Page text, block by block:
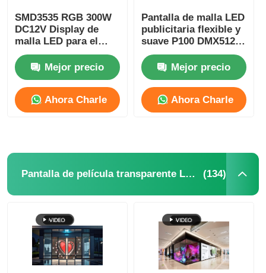
SMD3535 RGB 300W
DC12V Display de
malla LED para el
centro comercial
exterior sólido
Mejor precio
Ahora Charle
Pantalla de malla LED
publicitaria flexible y
suave P100 DMX512 a
todo color RGB, alto
brillo Mejor precio
Ahora Charle
Pantalla de película transparente LED (134)